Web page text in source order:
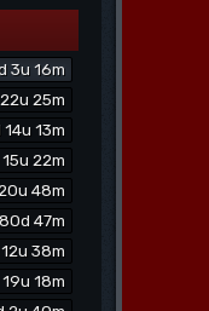
3u 16m
25m
14u 13m
22m
48m
80d 47m
38m
18m